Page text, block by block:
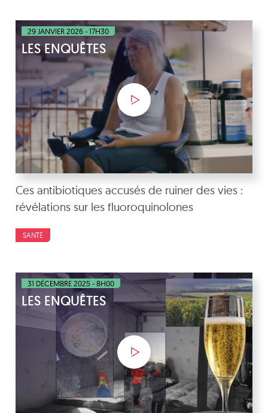
29 JANVIER 2026 - 17H30
LES ENQUÊTES
Ces antibiotiques accusés de ruiner des vies :
révélations sur les fluoroquinolones
SANTÉ
31 DÉCEMBRE 2025 - 8H00
LES ENQUÊTES